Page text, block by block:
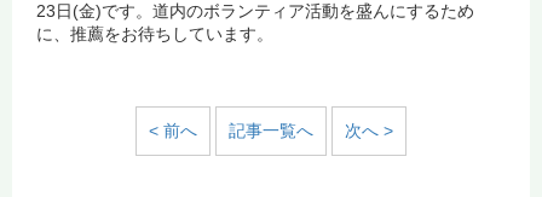
23日(金)です。道内のボランティア活動を盛んにするため
に、推薦をお待ちしています。
< 前へ 記事一覧へ 次へ >